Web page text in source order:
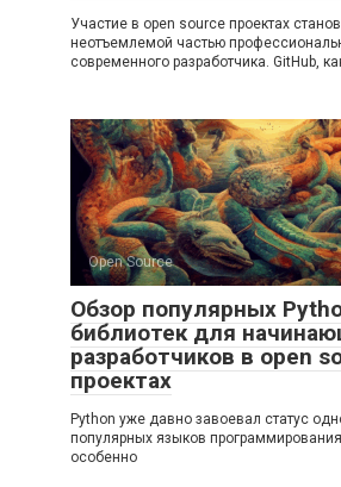
Участие в open source проектах
неотъемлемой частью
современного разработчика. GitHub,
Open Source
Обзор популярных
библиотек для
разработчиков в open
проектах
Python уже давно завоевал статус
популярных языков
особенно